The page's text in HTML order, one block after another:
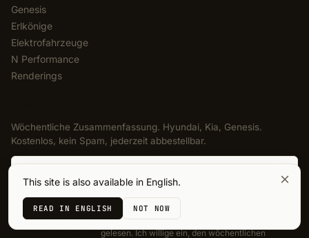
Genesis
Erlkönige
Elektrofahrzeuge
N Performance
Renderings
Wöchentliche Zusammenfassung. Hyundai, Kia, Genesis.
Kostenlos, kein Spam, jederzeit abbestellbar.
E-Mail-Adresse
ABONNIEREN
Ich akzeptiere dieNutzungsbedingungenund habe die
Datenschutzerklärunggelesen. Ich willige ein, den wöchentlichen
This site is also available in English.
READ IN ENGLISH NOT NOW